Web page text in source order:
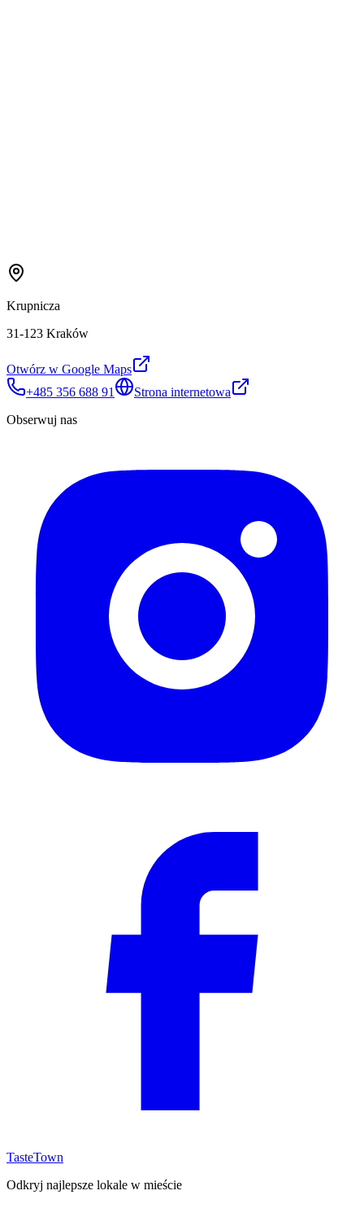
Krupnicza
31-123 Kraków
Otwórz w Google Maps
+485 356 688 91
Strona internetowa
Obserwuj nas
TasteTown
Odkryj najlepsze lokale w mieście